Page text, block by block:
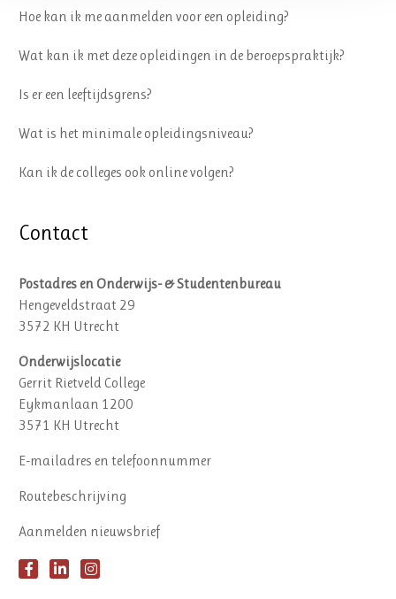
Hoe kan ik me aanmelden voor een opleiding?
Wat kan ik met deze opleidingen in de beroepspraktijk?
Is er een leeftijdsgrens?
Wat is het minimale opleidingsniveau?
Kan ik de colleges ook online volgen?
Contact
Postadres en Onderwijs- & Studentenbureau
Hengeveldstraat 29
3572 KH Utrecht
Onderwijslocatie
Gerrit Rietveld College
Eykmanlaan 1200
3571 KH Utrecht
E-mailadres en telefoonnummer
Routebeschrijving
Aanmelden nieuwsbrief